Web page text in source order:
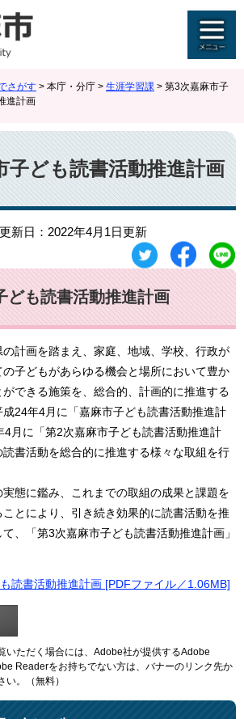
さがす > 本庁・分庁 > 生涯学習課 > 第3次嘉麻市子
進計画
子ども読書活動推進計画
更新日：2022年4月1日更新
ども読書活動推進計画
計画を踏まえ、家庭、地域、学校、行政が
子どもがあらゆる機会と場所において豊か
できる施策を、総合的、計画的に推進する
24年4月に「嘉麻市子ども読書活動推進計
4月に「第2次嘉麻市子ども読書活動推進計
書活動を総合的に推進する様々な取組を行
態に鑑み、これまでの取組の成果と課題を
とにより、引き続き効果的に読書活動を推
、「第3次嘉麻市子ども読書活動推進計画」
読書活動推進計画 [PDFファイル／1.06MB]
いただく場合には、Adobe社が提供するAdobe
Readerをお持ちでない方は、バナーのリンク先か
い。（無料）